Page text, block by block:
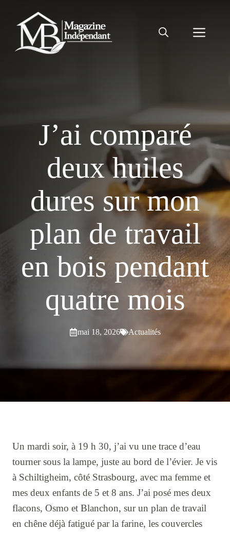
contenu
J’ai comparé
deux huiles
dures sur mon
plan de travail
en bois pendant
quatre mois
mai 18, 2026 Actualités
Un mardi soir, à 19 h 30, j’ai vu une trace d’eau
tourner sous la lampe, juste au bord de l’évier. Je vis
à Schiltigheim, côté Strasbourg, avec ma femme et
mes deux enfants de 5 et 8 ans. J’ai posé mes deux
flacons, Osmo et Blanchon, sur un plan de travail
en chêne déjà fatigué par la farine, les couvercles